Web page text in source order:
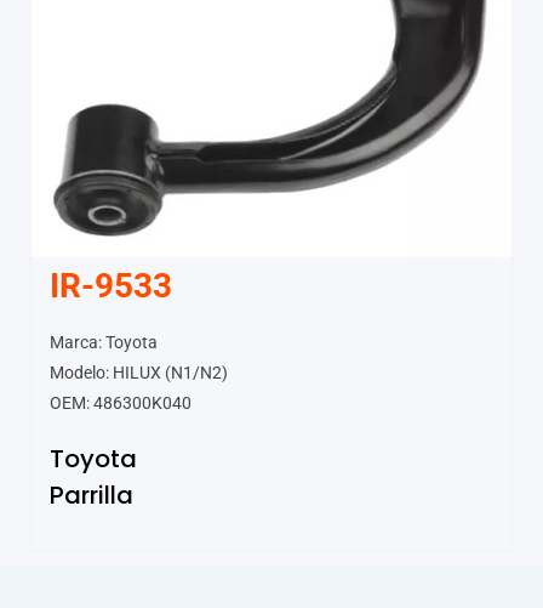
IR-9533
Marca: Toyota
Modelo: HILUX (N1/N2)
OEM: 486300K040
Toyota
Parrilla